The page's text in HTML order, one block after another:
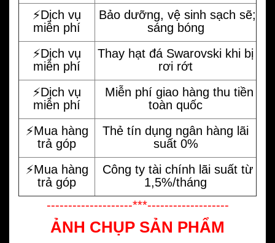
⚡️Dịch vụ
miễn phí
Bảo dưỡng, vệ sinh sạch sẽ;
sáng bóng
⚡️Dịch vụ
miễn phí
Thay hạt đá Swarovski khi bị
rơi rớt
⚡️Dịch vụ
miễn phí
Miễn phí giao hàng thu tiền
toàn quốc
⚡️Mua hàng
trả góp
Thẻ tín dụng ngân hàng lãi
suất 0%
⚡️Mua hàng
trả góp
Công ty tài chính lãi suất từ
1,5%/tháng
--------------------***-------------------
ẢNH CHỤP SẢN PHẨM